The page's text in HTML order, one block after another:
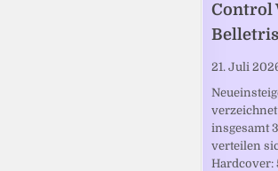
Control
21. Juli
insgesamt
verteilen
Hardcover: